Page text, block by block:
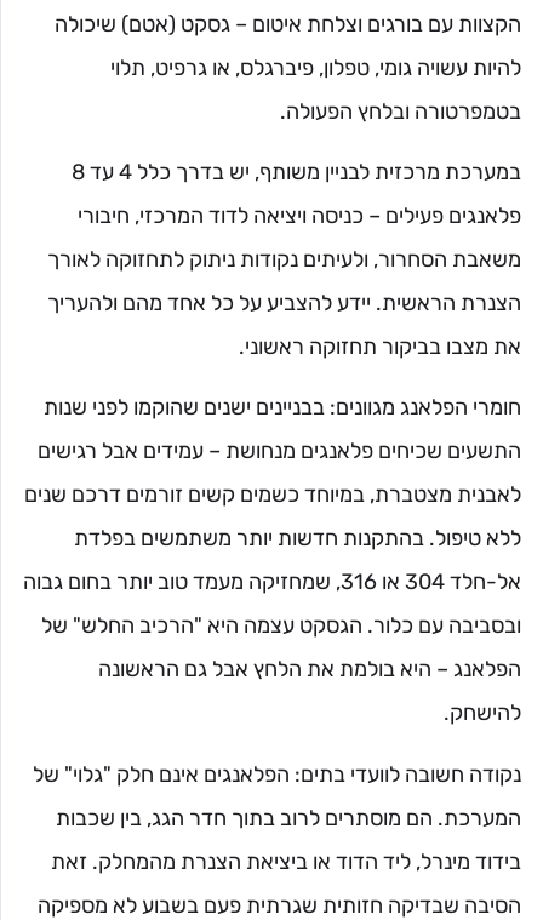
הקצוות עם בורגים וצלחת איטום – גסקט (אטם) שיכולה
להיות עשויה גומי, טפלון, פיברגלס, או גרפיט, תלוי
בטמפרטורה ובלחץ הפעולה.
במערכת מרכזית לבניין משותף, יש בדרך כלל 4 עד 8
פלאנגים פעילים – כניסה ויציאה לדוד המרכזי, חיבורי
משאבת הסחרור, ולעיתים נקודות ניתוק לתחזוקה לאורך
הצנרת הראשית. יידע להצביע על כל אחד מהם ולהעריך
את מצבו בביקור תחזוקה ראשוני.
חומרי הפלאנג מגוונים: בבניינים ישנים שהוקמו לפני שנות
התשעים שכיחים פלאנגים מנחושת – עמידים אבל רגישים
לאבנית מצטברת, במיוחד כשמים קשים זורמים דרכם שנים
ללא טיפול. בהתקנות חדשות יותר משתמשים בפלדת
אל-חלד 304 או 316, שמחזיקה מעמד טוב יותר בחום גבוה
ובסביבה עם כלור. הגסקט עצמה היא "הרכיב החלש" של
הפלאנג – היא בולמת את הלחץ אבל גם הראשונה
להישחק.
נקודה חשובה לוועדי בתים: הפלאנגים אינם חלק "גלוי" של
המערכת. הם מוסתרים לרוב בתוך חדר הגג, בין שכבות
בידוד מינרל, ליד הדוד או ביציאת הצנרת מהמחלק. זאת
הסיבה שבדיקה חזותית שגרתית פעם בשבוע לא מספיקה